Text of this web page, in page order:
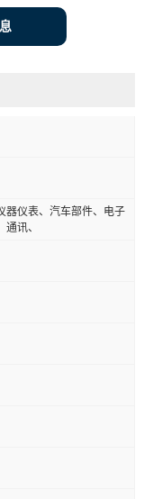
器仪表、汽车部件、电子
讯、